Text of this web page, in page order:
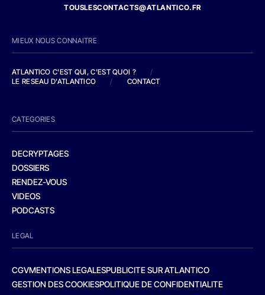
TOUSLESCONTACTS@ATLANTICO.FR
MIEUX NOUS CONNAITRE
ATLANTICO C'EST QUI, C'EST QUOI ?
/
LE RESEAU D'ATLANTICO
/ CONTACT
CATEGORIES
DECRYPTAGES
DOSSIERS
RENDEZ-VOUS
VIDEOS
PODCASTS
LEGAL
CGVMENTIONS LEGALESPUBLICITE SUR ATLANTICO
GESTION DES COOKIESPOLITIQUE DE CONFIDENTIALITE